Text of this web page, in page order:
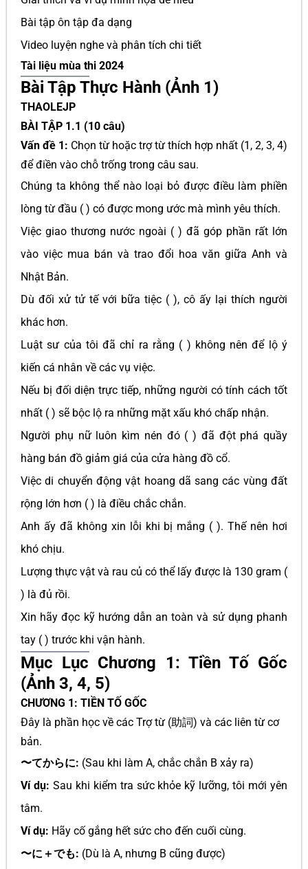
Bài tập ôn tập đa dạng
Video luyện nghe và phân tích chi tiết
Tài liệu mùa thi 2024
Bài Tập Thực Hành (Ảnh 1)
THAOLEJP
BÀI TẬP 1.1 (10 câu)
Vấn đề 1: Chọn từ hoặc trợ từ thích hợp nhất (1, 2, 3, 4)
để điền vào chỗ trống trong câu sau.
Chúng ta không thể nào loại bỏ được điều làm phiền
lòng từ đầu ( ) có được mong ước mà mình yêu thích.
Việc giao thương nước ngoài ( ) đã góp phần rất lớn
vào việc mua bán và trao đổi hoa văn giữa Anh và
Nhật Bản.
Dù đối xử tử tế với bữa tiệc ( ), cô ấy lại thích người
khác hơn.
Luật sư của tôi đã chỉ ra rằng ( ) không nên để lộ ý
kiến cá nhân về các vụ việc.
Nếu bị đối diện trực tiếp, những người có tính cách tốt
nhất ( ) sẽ bộc lộ ra những mặt xấu khó chấp nhận.
Người phụ nữ luôn kìm nén đó ( ) đã đột phá quầy
hàng bán đồ giảm giá của cửa hàng đồ cổ.
Việc di chuyển động vật hoang dã sang các vùng đất
rộng lớn hơn ( ) là điều chắc chắn.
Anh ấy đã không xin lỗi khi bị mắng ( ). Thế nên hơi
khó chịu.
Lượng thực vật và rau củ có thể lấy được là 130 gram (
) là đủ rồi.
Xin hãy đọc kỹ hướng dẫn an toàn và sử dụng phanh
tay ( ) trước khi vận hành.
Mục Lục Chương 1: Tiền Tố Gốc
(Ảnh 3, 4, 5)
CHƯƠNG 1: TIỀN TỐ GỐC
Đây là phần học về các Trợ từ (助詞) và các liên từ cơ
bản.
〜てからに: (Sau khi làm A, chắc chắn B xảy ra)
Ví dụ: Sau khi kiểm tra sức khỏe kỹ lưỡng, tôi mới yên
tâm.
Ví dụ: Hãy cố gắng hết sức cho đến cuối cùng.
〜に＋でも: (Dù là A, nhưng B cũng được)